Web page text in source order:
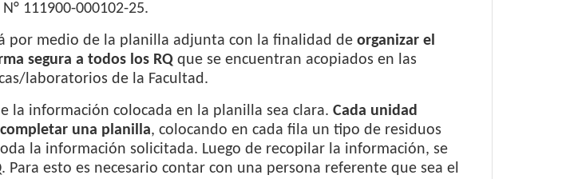
111900-000102-25.
por medio de la planilla adjunta con la finalidad de organizar el
segura a todos los RQque se encuentran acopiados en las
laboratorios de la Facultad.
la información colocada en la planilla sea clara. Cada unidad
una planilla, colocando en cada fila un tipo de residuos
la información solicitada. Luego de recopilar la información, se
Para esto es necesario contar con una persona referente que sea el